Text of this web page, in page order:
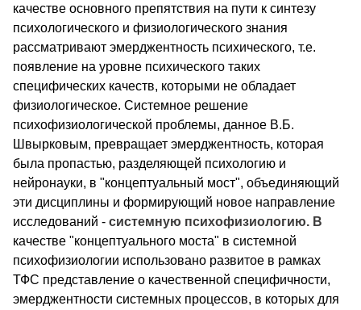
качестве основного препятствия на пути к синтезу
психологического и физиологического знания
рассматривают эмерджентность психического, т.е.
появление на уровне психического таких
специфических качеств, которыми не обладает
физиологическое. Системное решение
психофизиологической проблемы, данное В.Б.
Швырковым, превращает эмерджентность, которая
была пропастью, разделяющей психологию и
нейронауки, в "концептуальный мост", объединяющий
эти дисциплины и формирующий новое направление
исследований - системную психофизиологию. В
качестве "концептуального моста" в системной
психофизиологии использовано развитое в рамках
ТФС представление о качественной специфичности,
эмерджентности системных процессов, в которых для